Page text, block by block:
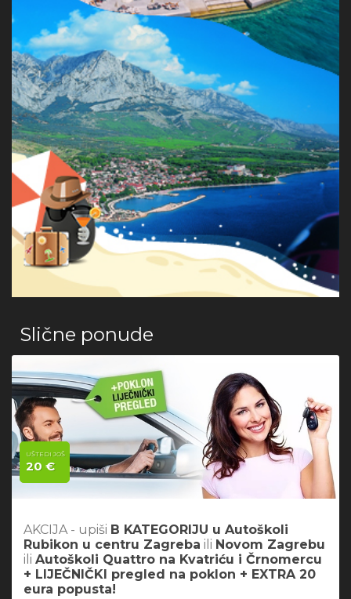
Slične ponude
AKCIJA - upiši B KATEGORIJU u Autoškoli
Rubikon u centru Zagreba ili Novom Zagrebu
ili Autoškoli Quattro na Kvatriću i Črnomercu
+ LIJEČNIČKI pregled na poklon + EXTRA 20
eura popusta!
UŠTEDI JOŠ
20 €